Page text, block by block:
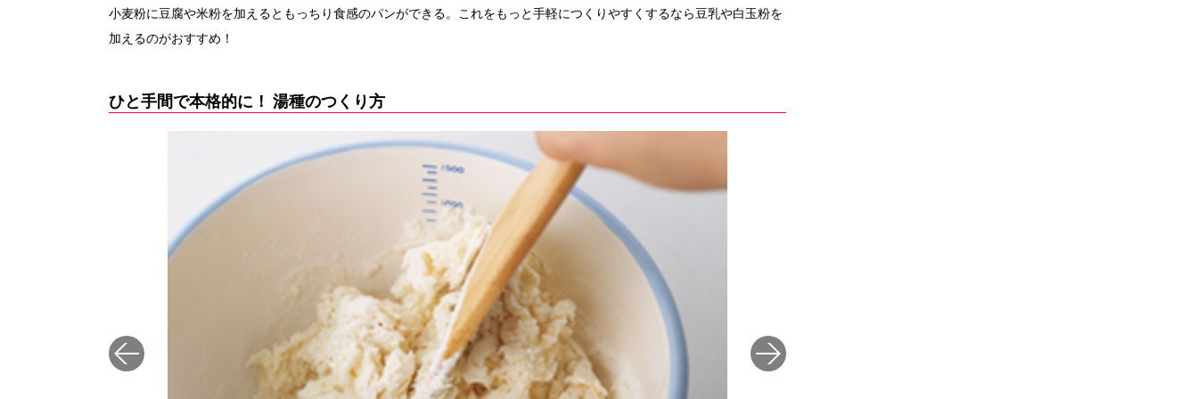
小麦粉に豆腐や米粉を加えるともっちり食感のパンができる。これをもっと手軽につくりやすくするなら豆乳や白玉粉を
加えるのがおすすめ！
ひと手間で本格的に！ 湯種のつくり方